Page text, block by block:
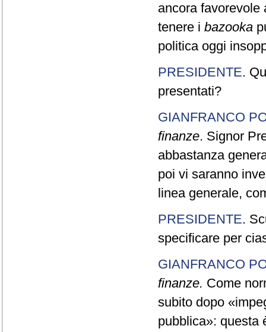
ancora favorevole
tenere i bazooka
politica oggi
PRESIDENTE.
presentati?
GIANFRANCO
finanze. Signor
abbastanza
poi vi saranno
linea generale,
PRESIDENTE.
specificare per
GIANFRANCO
finanze. Come
subito dopo
pubblica»: questa